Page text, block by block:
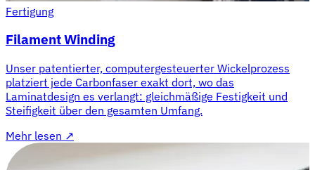
Fertigung
Filament Winding
Unser patentierter, computergesteuerter Wickelprozess
platziert jede Carbonfaser exakt dort, wo das
Laminatdesign es verlangt: gleichmäßige Festigkeit und
Steifigkeit über den gesamten Umfang.
Mehr lesen ↗